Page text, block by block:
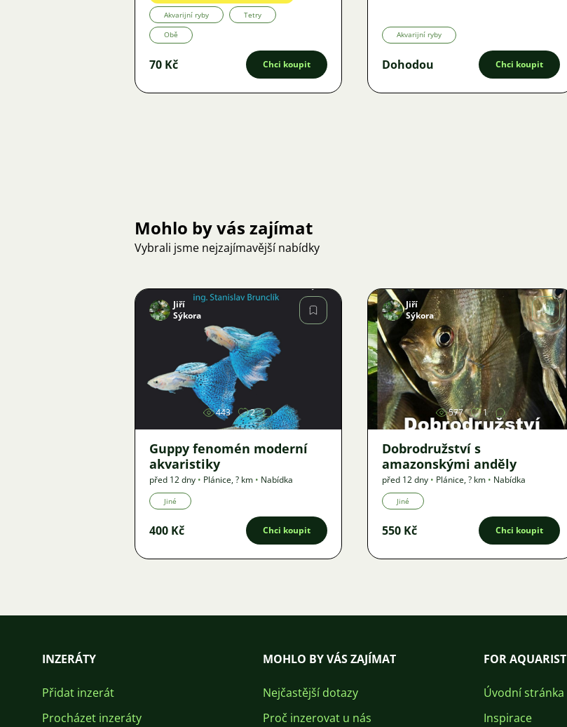
Akvarijní ryby Tetry
Obě
70 Kč Chci koupit
Akvarijní ryby
Dohodou Chci koupit
Mohlo by vás zajímat
Vybrali jsme nejzajímavější nabídky
Obrázek
Jiří
Sýkora
443 2
Guppy fenomén moderní
akvaristiky
před 12 dny • Plánice,? km • Nabídka
Jiné
400 Kč Chci koupit
Obrázek
Jiří
Sýkora
577 1
Dobrodružství s
amazonskými anděly
před 12 dny • Plánice,? km • Nabídka
Jiné
550 Kč Chci koupit
INZERÁTY
Přidat inzerát
Procházet inzeráty
MOHLO BY VÁS ZAJÍMAT
Nejčastější dotazy
Proč inzerovat u nás
FOR AQUARIST
Úvodní stránka
Inspirace